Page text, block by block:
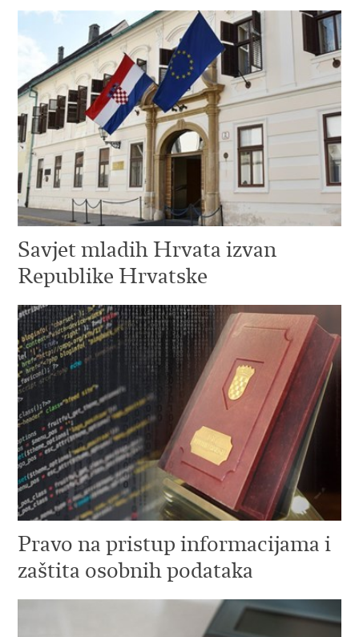
Savjet mladih Hrvata izvan
Republike Hrvatske
Pravo na pristup informacijama i
zaštita osobnih podataka